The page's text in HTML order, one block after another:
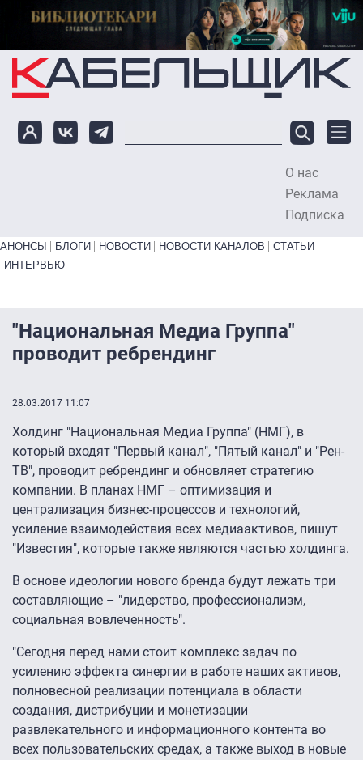
Перейти к основному содержанию
О нас
Реклама
Подписка
Primary links bottom
АНОНСЫ БЛОГИ НОВОСТИ НОВОСТИ КАНАЛОВ
СТАТЬИ
ИНТЕРВЬЮ
"Национальная Медиа Группа"
проводит ребрендинг
28.03.2017 11:07
Холдинг "Национальная Медиа Группа" (НМГ), в
который входят "Первый канал", "Пятый канал" и "Рен-
ТВ", проводит ребрендинг и обновляет стратегию
компании. В планах НМГ – оптимизация и
централизация бизнес-процессов и технологий,
усиление взаимодействия всех медиаактивов, пишут
"Известия", которые также являются частью холдинга.
В основе идеологии нового бренда будут лежать три
составляющие – "лидерство, профессионализм,
социальная вовлеченность".
"Сегодня перед нами стоит комплекс задач по
усилению эффекта синергии в работе наших активов,
полновесной реализации потенциала в области
создания, дистрибуции и монетизации
развлекательного и информационного контента во
всех пользовательских средах, а также выход в новые